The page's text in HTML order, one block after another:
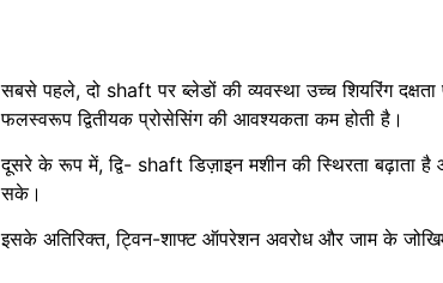
सबसे पहले, दो shaft पर ब्लेडों की व्यवस्था उच्च शियरिंग
फलस्वरूप द्वितीयक प्रोसेसिंग की आवश्यकता कम होती है।
दूसरे के रूप में, द्वि- shaft डिज़ाइन मशीन की स्थिरता
सके।
इसके अतिरिक्त, ट्विन-शाफ्ट ऑपरेशन अवरोध और जाम के